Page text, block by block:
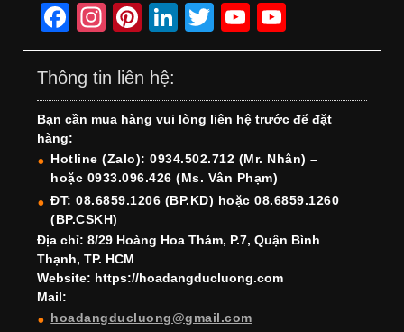
F
a
c
e
b
o
o
k
In
st
a
gr
a
m
Pi
nt
er
e
st
Li
n
e
dI
n
T
wi
er
Y
o
T
u
b
e
o
T
u
b
e
h
Thông tin liên hệ:
Bạn cần mua hàng vui lòng liên hệ trước để đặt
hàng:
Hotline (Zalo): 0934.502.712 (Mr. Nhân) –
hoặc 0933.096.426 (Ms. Vân Phạm)
ĐT: 08.6859.1206 (BP.KD) hoặc 08.6859.1260
(BP.CSKH)
Địa chỉ: 8/29 Hoàng Hoa Thám, P.7, Quận Bình
Thạnh, TP. HCM
Website: https://hoadangducluong.com
Mail:
hoadangducluong@gmail.com